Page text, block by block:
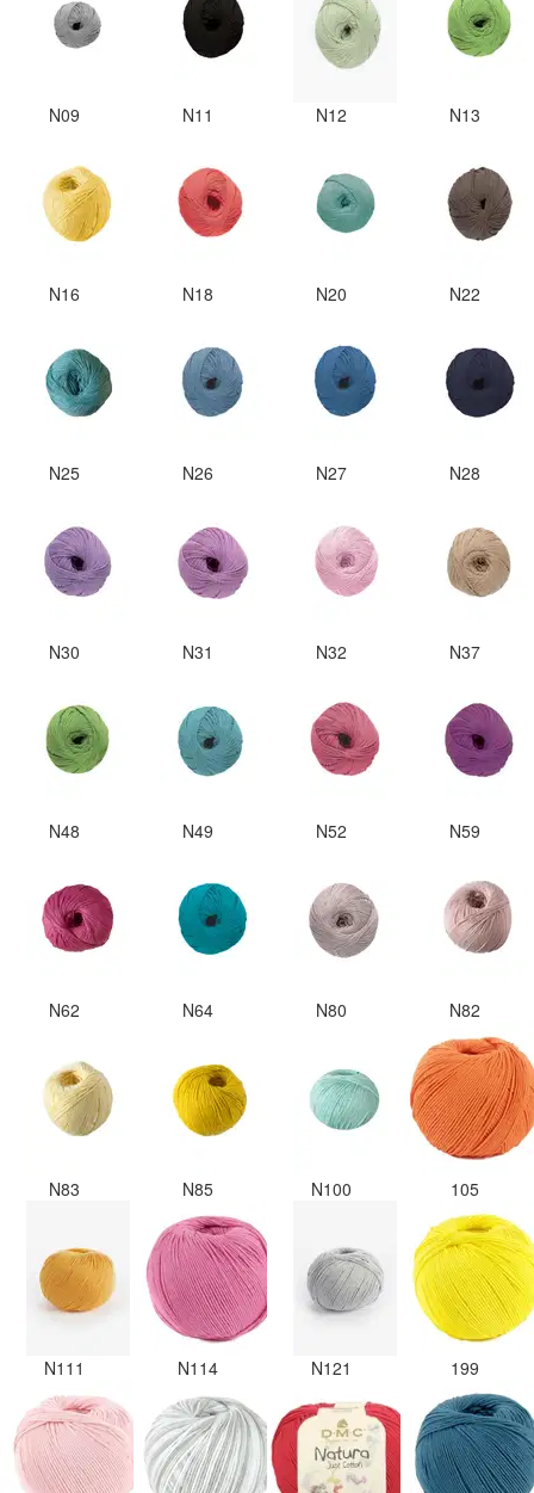
N09 N11 N12 N13
N16 N18 N20 N22
N25 N26 N27 N28
N30 N31 N32 N37
N48 N49 N52 N59
N62 N64 N80 N82
N83 N85 N100 105
N111 N114 N121 199